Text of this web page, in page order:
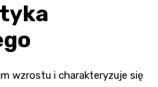
wzrostu i charakteryzuje się